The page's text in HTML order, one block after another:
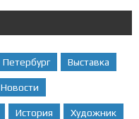
Петербург Выставка
Новости
История Художник